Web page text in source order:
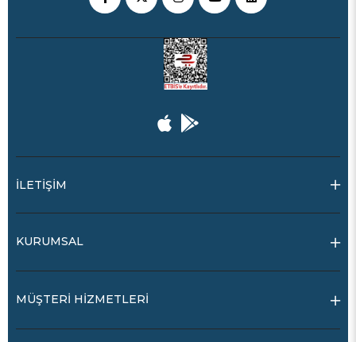
İLETİŞİM
KURUMSAL
MÜŞTERİ HİZMETLERİ